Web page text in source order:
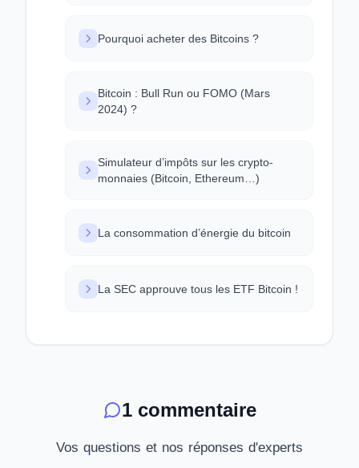
Pourquoi acheter des Bitcoins ?
Bitcoin : Bull Run ou FOMO (Mars
2024) ?
Simulateur d’impôts sur les crypto-
monnaies (Bitcoin, Ethereum…)
La consommation d’énergie du bitcoin
La SEC approuve tous les ETF Bitcoin !
1 commentaire
Vos questions et nos réponses d'experts